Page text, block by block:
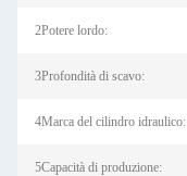
2Potere lordo:
3Profondità di scavo:
4Marca del cilindro idraulico:
5Capacità di produzione: